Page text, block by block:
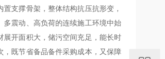
支撑骨架，整体结构抗压抗形变，
震动、高负荷的连续施工环境中始
开面积大，储污空间充足，能长时
，既节省备品备件采购成本，又保障